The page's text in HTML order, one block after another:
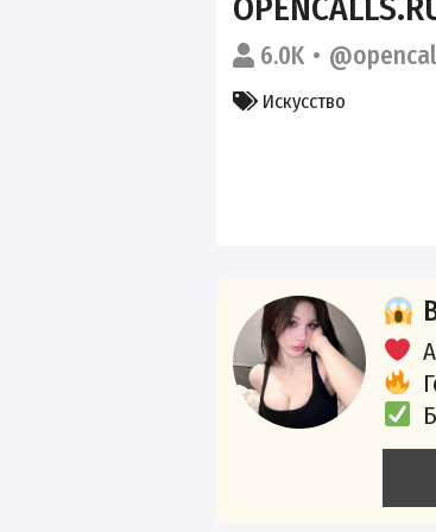
6.0K
Искусство